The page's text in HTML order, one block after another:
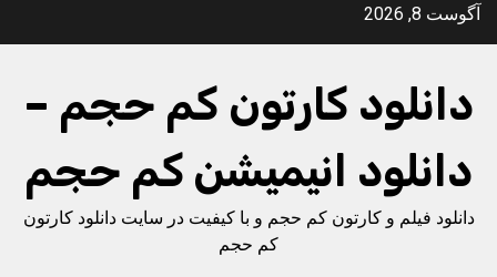
Skipآگوست 8, 2026
دانلود کارتون کم حجم –
دانلود انیمیشن کم حجم
دانلود فیلم و کارتون کم حجم و با کیفیت در سایت دانلود کارتون
کم حجم